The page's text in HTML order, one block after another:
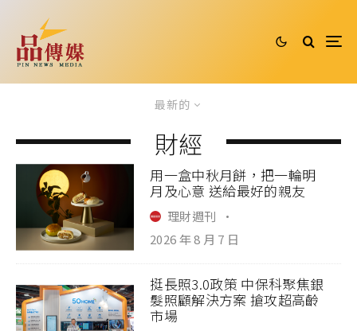
最新的
財經
用一盒中秋月餅，把一輪明
月及心意 送給最好的親友
理財週刊
·
2026 年 8 月 7 日
挺長照3.0政策 中保科聚焦銀
髮照顧解決方案 搶攻超高齡
市場